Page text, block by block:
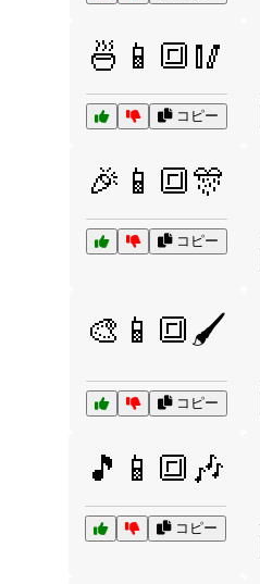
🍜📱🔳🥢
コピー
🎉📱🔳🎊
コピー
🎨📱🔳🖌️
コピー
🎵📱🔳🎶
コピー